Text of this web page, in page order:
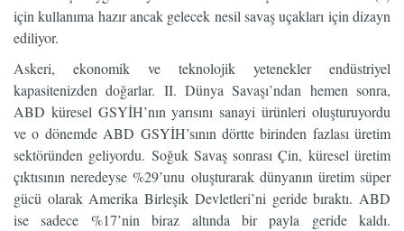
için kullanıma hazır ancak gelecek nesil savaş uçakları için dizayn
ediliyor.
Askeri, ekonomik ve teknolojik yetenekler endüstriyel
kapasitenizden doğarlar. II. Dünya Savaşı’ndan hemen sonra,
ABD küresel GSYİH’nın yarısını sanayi ürünleri oluşturuyordu
ve o dönemde ABD GSYİH’sının dörtte birinden fazlası üretim
sektöründen geliyordu. Soğuk Savaş sonrası Çin, küresel üretim
çıktısının neredeyse %29’unu oluşturarak dünyanın üretim süper
gücü olarak Amerika Birleşik Devletleri’ni geride bıraktı. ABD
ise sadece %17’nin biraz altında bir payla geride kaldı.